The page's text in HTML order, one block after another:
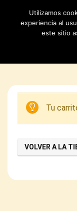
Tu
VOLVER A LA
Utilizamos
experiencia al
este sitio